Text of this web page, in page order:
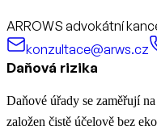
ARROWS advokátní
konzultace@arws.cz
Daňová rizika
Daňové úřady se zaměřují
založen čistě účelově bez